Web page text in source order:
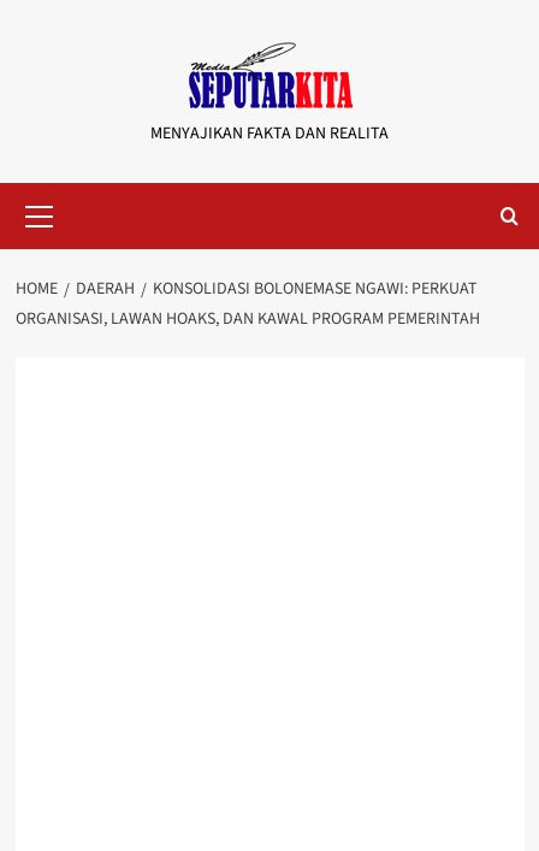
MENYAJIKAN FAKTA DAN REALITA
Menu
HOME DAERAH
KONSOLIDASI BOLONEMASE NGAWI: PERKUAT
ORGANISASI, LAWAN HOAKS, DAN KAWAL PROGRAM PEMERINTAH